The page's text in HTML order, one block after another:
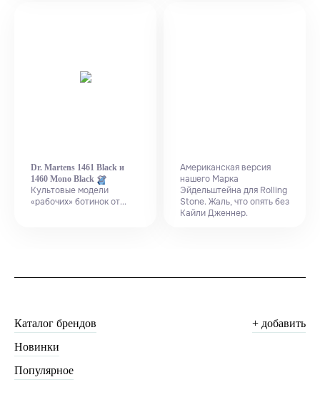
Dr. Martens 1461 Black и
1460 Mono Black 👕
Культовые модели
«рабочих» ботинок от...
Американская версия
нашего Марка
Эйдельштейна для Rolling
Stone. Жаль, что опять без
Кайли Дженнер.
Каталог брендов
Новинки
Популярное
+ добавить